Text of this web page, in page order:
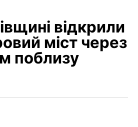
відкрили
міст через
поблизу